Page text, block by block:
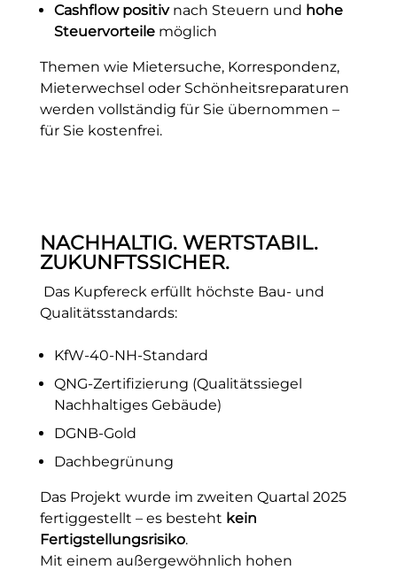
Cashflow positivnach Steuern und hohe
Steuervorteilemöglich
Themen wie Mietersuche, Korrespondenz,
Mieterwechsel oder Schönheitsreparaturen
werden vollständig für Sie übernommen –
für Sie kostenfrei.
NACHHALTIG. WERTSTABIL.
ZUKUNFTSSICHER.
Das Kupfereck erfüllt höchste Bau- und
Qualitätsstandards:
KfW-40-NH-Standard
QNG-Zertiﬁzierung (Qualitätssiegel
Nachhaltiges Gebäude)
DGNB-Gold
Dachbegrünung
Das Projekt wurde im zweiten Quartal 2025
fertiggestellt – es besteht kein
Fertigstellungsrisiko.
Mit einem außergewöhnlich hohen